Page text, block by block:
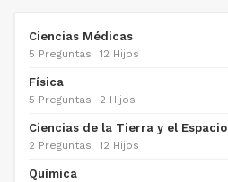
Ciencias Médicas
5 Preguntas 12 Hijos
Física
5 Preguntas 2 Hijos
Ciencias de la Tierra y el Espacio
2 Preguntas 12 Hijos
Química